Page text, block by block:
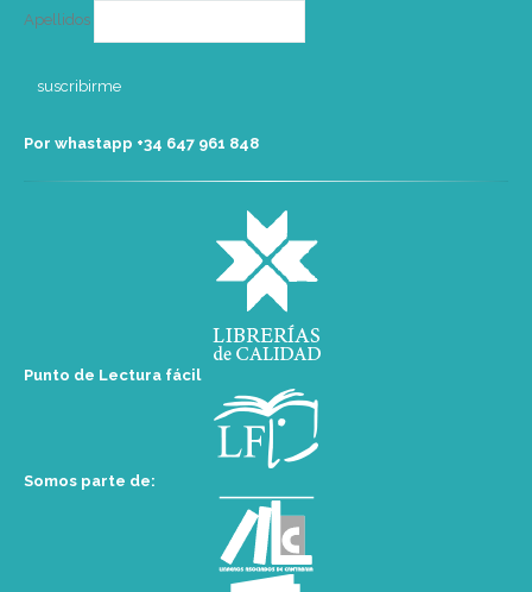
Apellidos
Por whastapp +34 ‭647 961 848‬
Punto de Lectura fácil
Somos parte de: